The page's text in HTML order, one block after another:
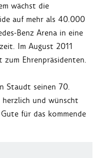
wächst die
auf mehr als 40.000
Benz Arena in eine
Im August 2011
Ehrenpräsidenten.
Staudt seinen 70.
und wünscht
für das kommende